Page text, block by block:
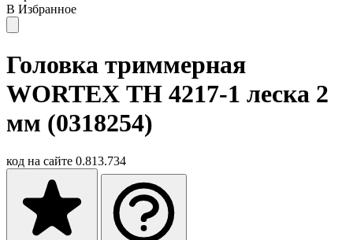
В Избранное
Головка триммерная
WORTEX ТН 4217-1 леска 2
мм (0318254)
код на сайте 0.813.734